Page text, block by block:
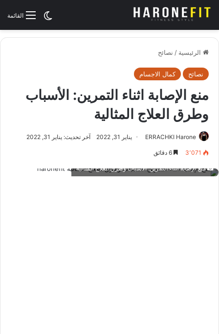
القائمةالوضع
الرئيسية / نصائح
نصائح كمال الاجسام
منع الإصابة اثناء التمرين: الأسباب
وطرق العلاج المثالية
ERRACHKI Harone يناير 31, 2022 آخر تحديث: يناير 31, 2022
3٬071
منع الإصابة اثناء التمرين: الأسباب وطرق العلاج المثالية